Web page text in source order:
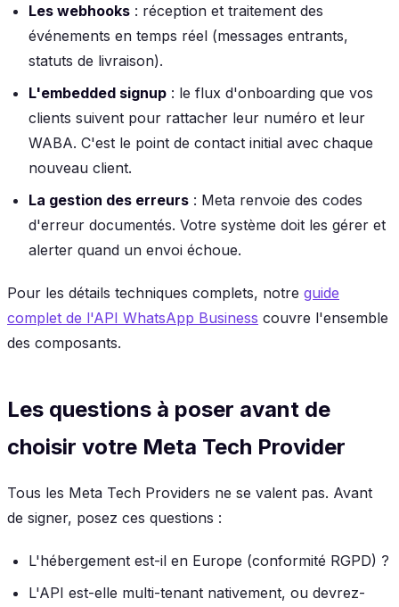
Les webhooks : réception et traitement des
événements en temps réel (messages entrants,
statuts de livraison).
L'embedded signup : le flux d'onboarding que vos
clients suivent pour rattacher leur numéro et leur
WABA. C'est le point de contact initial avec chaque
nouveau client.
La gestion des erreurs : Meta renvoie des codes
d'erreur documentés. Votre système doit les gérer et
alerter quand un envoi échoue.
Pour les détails techniques complets, notre guide
complet de l'API WhatsApp Business couvre l'ensemble
des composants.
Les questions à poser avant de
choisir votre Meta Tech Provider
Tous les Meta Tech Providers ne se valent pas. Avant
de signer, posez ces questions :
L'hébergement est-il en Europe (conformité RGPD) ?
L'API est-elle multi-tenant nativement, ou devrez-